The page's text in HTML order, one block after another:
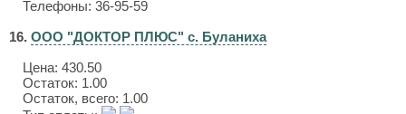
Телефоны: 36-95-59
16. ООО "ДОКТОР ПЛЮС" с. Буланиха
Цена: 430.50
Остаток: 1.00
Остаток, всего: 1.00